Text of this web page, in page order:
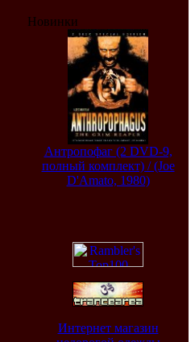
Новинки
Антропофаг (2 DVD-9,
полный комплект) / (Joe
D'Amato, 1980)
Интернет магазин